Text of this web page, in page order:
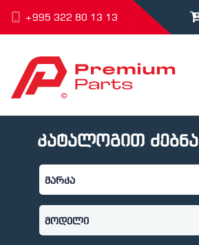
+995 322 80 13 13
კატალოგით ძებნა